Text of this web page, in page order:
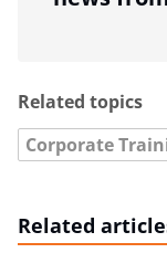
Related topics
Corporate
Related